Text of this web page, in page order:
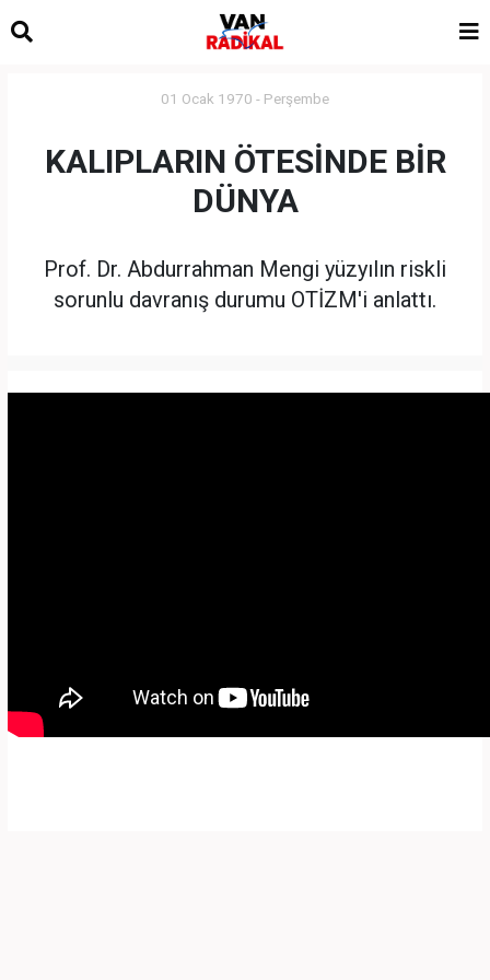
01 Ocak 1970 - Perşembe
KALIPLARIN ÖTESİNDE BİR
DÜNYA
Prof. Dr. Abdurrahman Mengi yüzyılın riskli
sorunlu davranış durumu OTİZM'i anlattı.